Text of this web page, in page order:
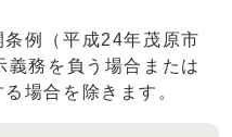
例（平成24年茂原市
務を負う場合または
場合を除きます。